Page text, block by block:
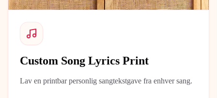
Custom Song Lyrics Print
Lav en printbar personlig sangtekstgave fra enhver sang.